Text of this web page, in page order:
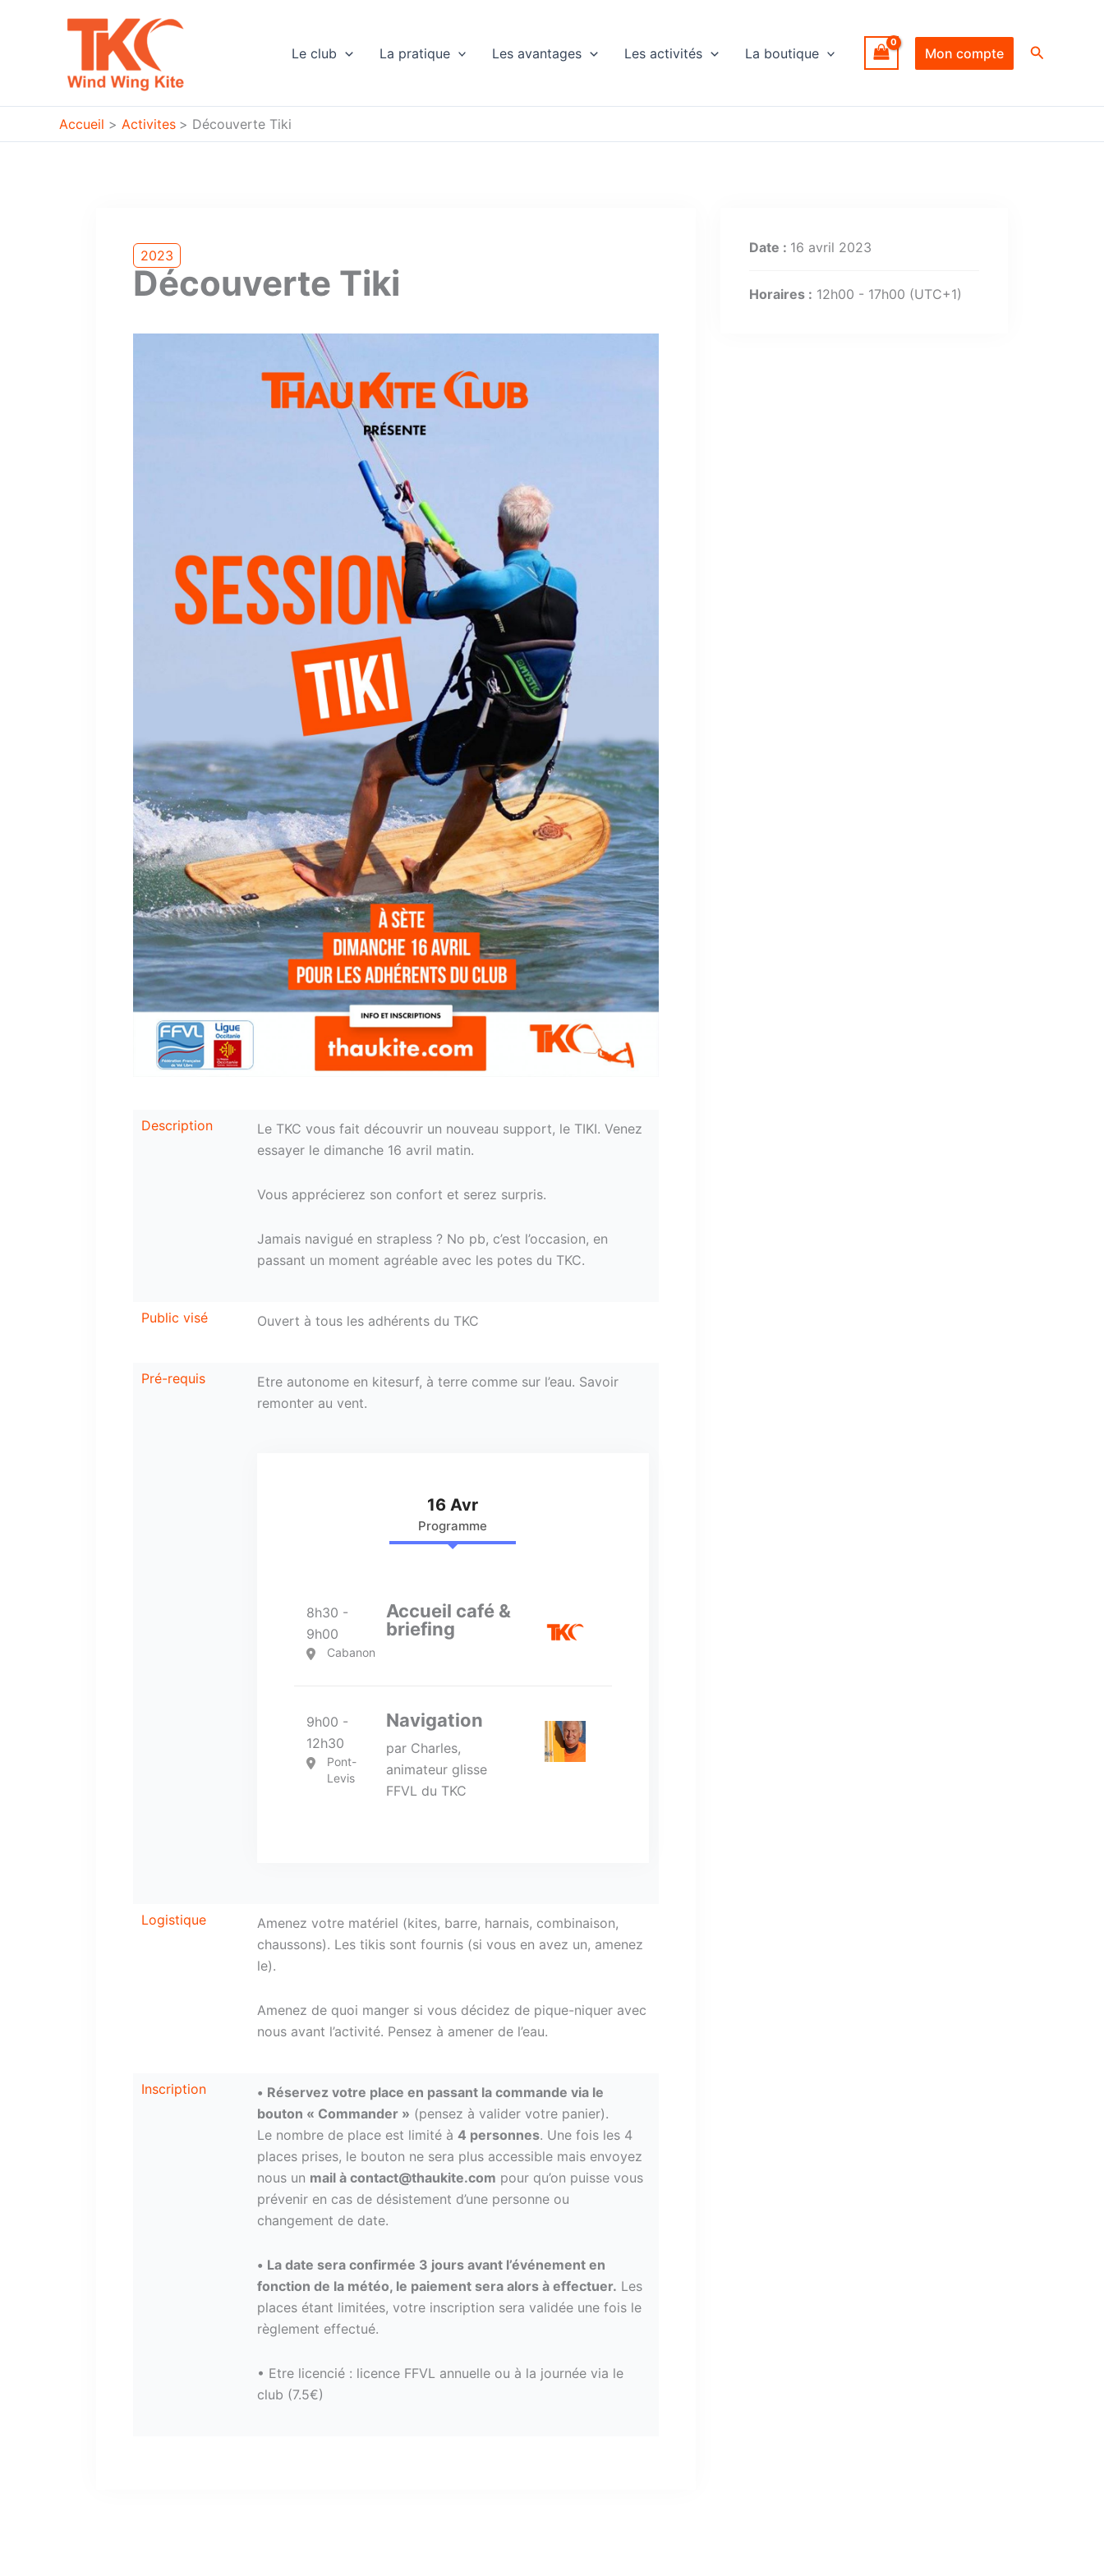
Le club La pratique Les avantages Les activités La boutique Mon compte
Accueil Activites Découverte Tiki
2023
Découverte Tiki
Description
Le TKC vous fait découvrir un nouveau support, le TIKI. Venez
essayer le dimanche 16 avril matin.
Vous apprécierez son confort et serez surpris.
Jamais navigué en strapless ? No pb, c’est l’occasion, en
passant un moment agréable avec les potes du TKC.
Public visé Ouvert à tous les adhérents du TKC
Pré-requis
Etre autonome en kitesurf, à terre comme sur l’eau. Savoir
remonter au vent.
16 Avr
Programme
8h30 -
9h00
Cabanon
Accueil café &
briefing
9h00 -
12h30
Pont-
Levis
Navigation
par Charles,
animateur glisse
FFVL du TKC
Logistique
Amenez votre matériel (kites, barre, harnais, combinaison,
chaussons). Les tikis sont fournis (si vous en avez un, amenez
le).
Amenez de quoi manger si vous décidez de pique-niquer avec
nous avant l’activité. Pensez à amener de l’eau.
Inscription • Réservez votre place en passant la commande via le
bouton « Commander » (pensez à valider votre panier).
Le nombre de place est limité à 4 personnes. Une fois les 4
places prises, le bouton ne sera plus accessible mais envoyez
nous un mail à contact@thaukite.com pour qu’on puisse vous
prévenir en cas de désistement d’une personne ou
changement de date.
• La date sera confirmée 3 jours avant l’événement en
fonction de la météo, le paiement sera alors à effectuer. Les
places étant limitées, votre inscription sera validée une fois le
règlement effectué.
• Etre licencié : licence FFVL annuelle ou à la journée via le
club (7.5€)
Date : 16 avril 2023
Horaires : 12h00 - 17h00 (UTC+1)